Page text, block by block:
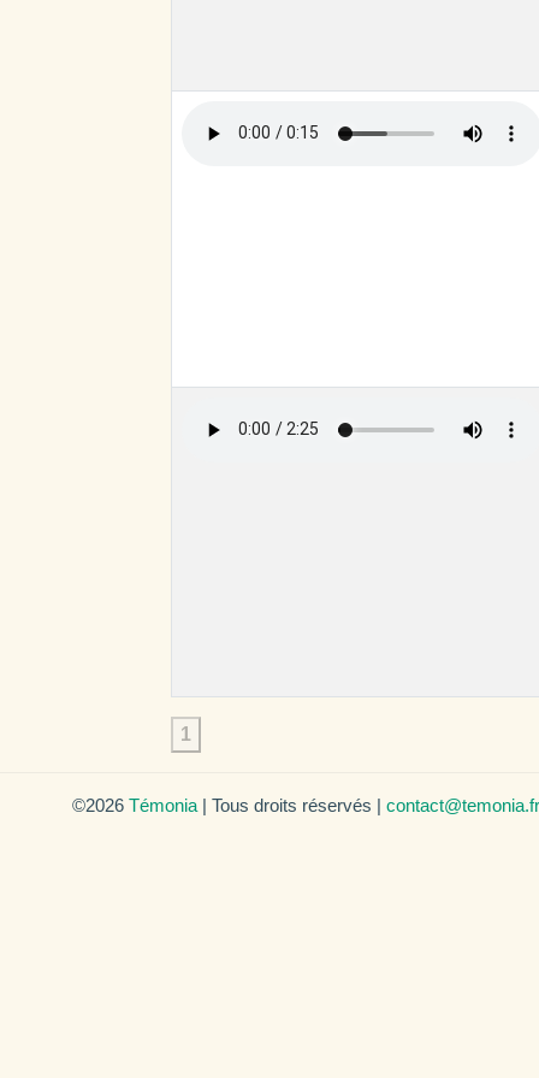
1
©2026 Témonia | Tous droits réservés | contact@temonia.fr